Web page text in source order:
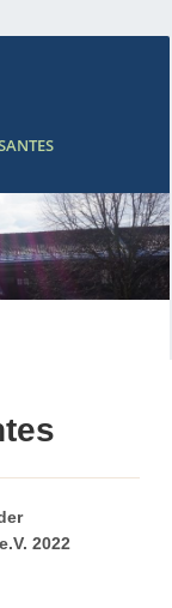
2022